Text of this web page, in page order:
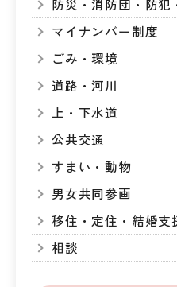
防災・消防団・防犯
マイナンバー制度
ごみ・環境
道路・河川
上・下水道
公共交通
すまい・動物
男女共同参画
移住・定住・結婚支
相談